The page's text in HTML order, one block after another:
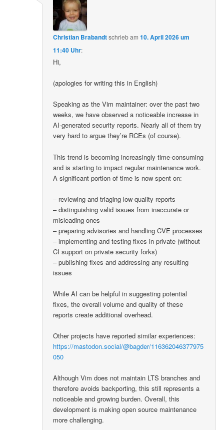
Christian Brabandtschriebam10. April 2026 um
11:40 Uhr:
Hi,
(apologies for writing this in English)
Speaking as the Vim maintainer: over the past two
weeks, we have observed a noticeable increase in
AI-generated security reports. Nearly all of them try
very hard to argue they’re RCEs (of course).
This trend is becoming increasingly time-consuming
and is starting to impact regular maintenance work.
A significant portion of time is now spent on:
– reviewing and triaging low-quality reports
– distinguishing valid issues from inaccurate or
misleading ones
– preparing advisories and handling CVE processes
– implementing and testing fixes in private (without
CI support on private security forks)
– publishing fixes and addressing any resulting
issues
While AI can be helpful in suggesting potential
fixes, the overall volume and quality of these
reports create additional overhead.
Other projects have reported similar experiences:
https://mastodon.social/@bagder/116362046377975
050
Although Vim does not maintain LTS branches and
therefore avoids backporting, this still represents a
noticeable and growing burden. Overall, this
development is making open source maintenance
more challenging.